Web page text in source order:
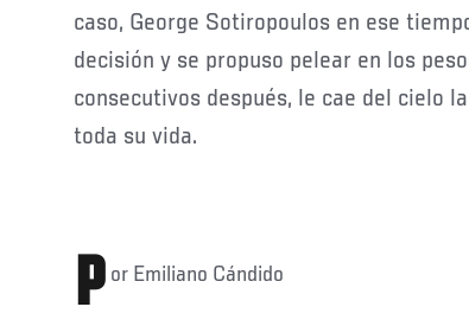
caso, George Sotiropoulos en ese
decisión y se propuso pelear en los
consecutivos después, le cae del cielo
toda su vida.
P or Emiliano Cándido